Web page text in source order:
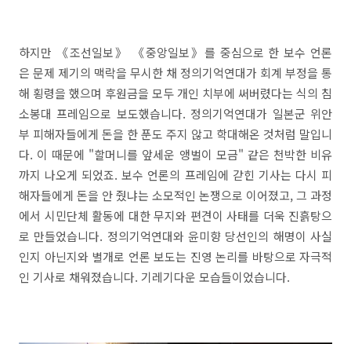
하지만 《조선일보》 《중앙일보》를 중심으로 한 보수 언론
은 문제 제기의 맥락을 무시한 채 정의기억연대가 회계 부정을 통
해 횡령을 했으며 후원금을 모두 개인 치부에 써버렸다는 식의 침
소봉대 프레임으로 보도했습니다. 정의기억연대가 일본군 위안
부 피해자들에게 돈을 한 푼도 주지 않고 학대해온 것처럼 말입니
다. 이 때문에 "할머니를 앞세운 앵벌이 모금" 같은 천박한 비유
까지 나오게 되었죠. 보수 언론의 프레임에 갇힌 기사는 다시 피
해자들에게 돈을 안 줬냐는 소모적인 논쟁으로 이어졌고, 그 과정
에서 시민단체 활동에 대한 무지와 편견이 사태를 더욱 진흙탕으
로 만들었습니다. 정의기억연대와 윤미향 당선인의 해명이 사실
인지 아닌지와 별개로 언론 보도는 진영 논리를 바탕으로 자극적
인 기사로 채워졌습니다. 기레기다운 모습들이었습니다.